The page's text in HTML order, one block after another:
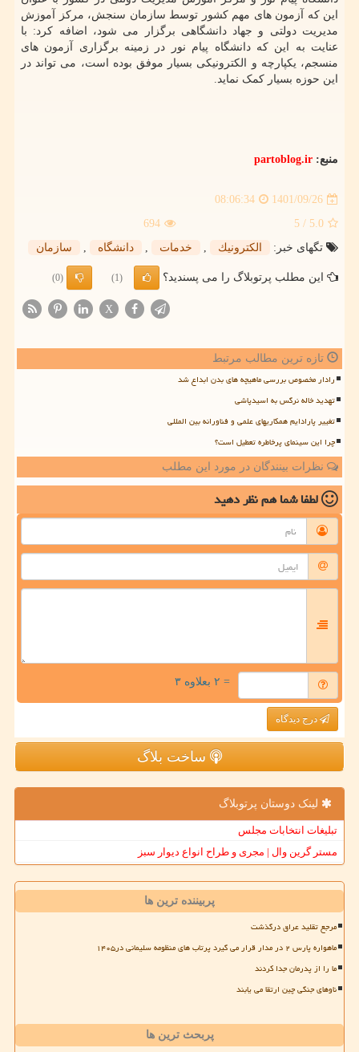
این که آزمون های مهم کشور توسط سازمان سنجش، مرکز آموزش
مدیریت دولتی و جهاد دانشگاهی برگزار می شود، اضافه کرد: با
عنایت به این که دانشگاه پیام نور در زمینه برگزاری آزمون های
منسجم، یکپارچه و الکترونیکی بسیار موفق بوده است، می تواند در
این حوزه بسیار کمک نماید.
منبع: partoblog.ir
1401/09/26
08:06:34
5.0
/ 5
694
تگهای خبر:
الكترونیك , خدمات , دانشگاه , سازمان
این مطلب پرتوبلاگ را می پسندید؟ (1)
(0)
X
تازه ترین مطالب مرتبط
رادار مخصوص بررسی ماهیچه های بدن ابداع شد
تهدید خاله نرگس به اسیدپاشی
تغییر پارادایم همکاریهای علمی و فناورانه بین المللی
چرا این سینمای پرخاطره تعطیل است؟
نظرات بینندگان در مورد این مطلب
لطفا شما همنظر دهید
= ۲ بعلاوه ۳
درج دیدگاه
ساخت بلاگ
لینک دوستان پرتوبلاگ
تبلیغات انتخابات مجلس
مستر گرین وال | مجری و طراح انواع دیوار سبز
پربیننده ترین ها
مرجع تقلید عراق درگذشت
ماهواره پارس ۲ در مدار قرار می گیرد پرتاب های منظومه سلیمانی در۱۴۰۵
ما را از پدرمان جدا کردند
ناوهای جنگی چین ارتقا می یابند
پربحث ترین ها